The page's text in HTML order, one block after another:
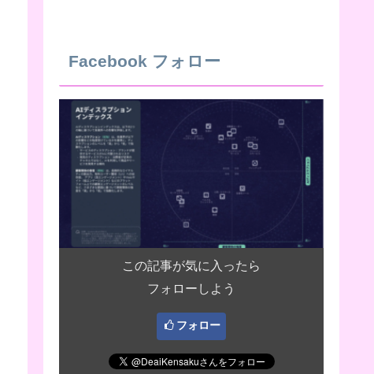
Facebook フォロー
この記事が気に入ったら
フォローしよう
フォロー